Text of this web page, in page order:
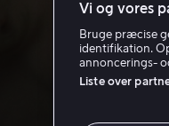
Vi og vores
Bruge præcise
identifikation.
annoncerings-
Liste over